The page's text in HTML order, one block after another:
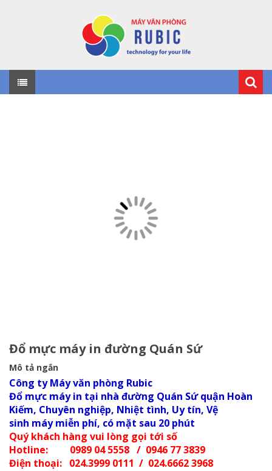
Đổ mực máy in đường Quán Sứ
Mô tả ngắn
Công ty Máy văn phòng Rubic
Đổ mực máy in tại nhà đường Quán Sứ quận Hoàn
Kiếm, Chuyên nghiệp, Nhiệt tình, Uy tín, Vệ
sinh máy miễn phí, có mặt sau 20 phút
Quý khách hàng vui lòng gọi tới số
Hotline: 0989 04 5558 / 0946 77 3839
Điện thoại: 024.3999 0111 / 024.6662 3968